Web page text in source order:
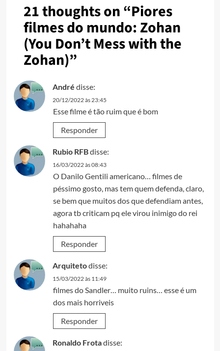
21 thoughts on “Piores
filmes do mundo: Zohan
(You Don’t Mess with the
Zohan)”
André disse:
20/12/2022 às 23:45
Esse filme é tão ruim que é bom
Responder
Rubio RFBdisse:
16/03/2022 às 08:43
O Danilo Gentili americano… filmes de
péssimo gosto, mas tem quem defenda, claro,
se bem que muitos dos que defendiam antes,
agora tb criticam pq ele virou inimigo do rei
hahahaha
Responder
Arquitetodisse:
15/03/2022 às 11:49
filmes do Sandler… muito ruins… esse é um
dos mais horriveis
Responder
Ronaldo Frotadisse: